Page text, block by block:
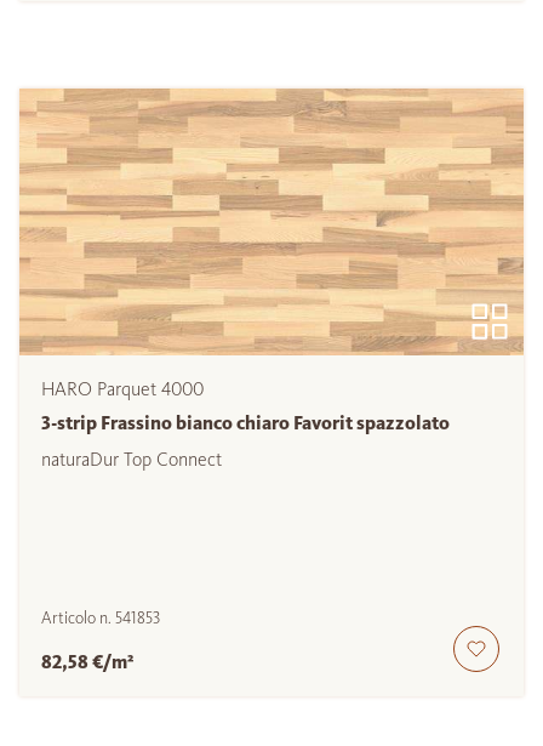
HARO Parquet 4000
3-strip Frassino bianco chiaro Favorit spazzolato
naturaDur Top Connect
Articolo n. 541853
82,58 €/m²